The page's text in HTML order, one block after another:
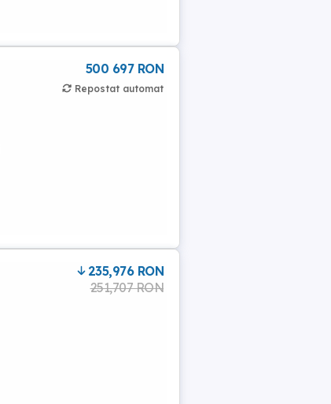
500 697 RON
Repostat automat
235,976 RON
251,707 RON